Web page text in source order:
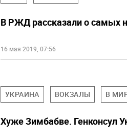
В РЖД рассказали о самых
16 мая 2019, 07:56
УКРАИНА ВОКЗАЛЫ В
Хуже Зимбабве. Генконсул